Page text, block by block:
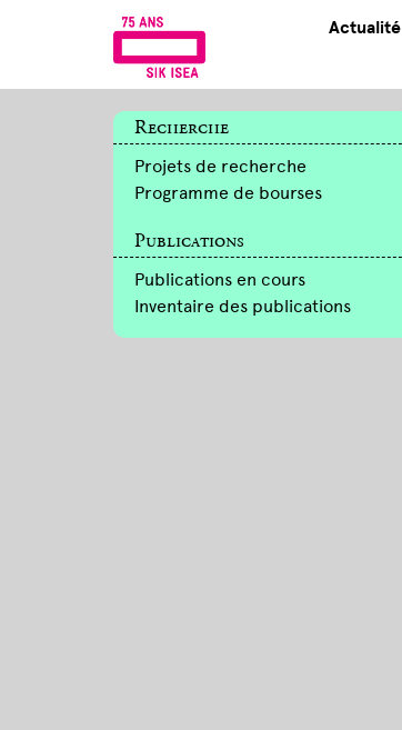
Actualité
Recherche
Projets de recherche
Programme de bourses
Publications
Publications en cours
Inventaire des publications